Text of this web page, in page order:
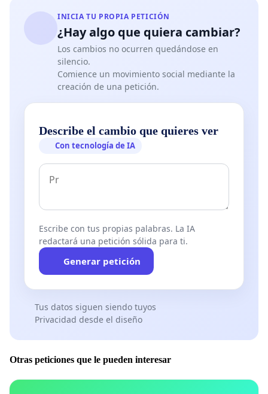
INICIA TU PROPIA PETICIÓN
¿Hay algo que quiera cambiar?
Los cambios no ocurren quedándose en
silencio.
Comience un movimiento social mediante la
creación de una petición.
Describe el cambio que quieres ver
Con tecnología de IA
Escribe con tus propias palabras. La IA
redactará una petición sólida para ti.
Generar petición
Tus datos siguen siendo tuyos
Privacidad desde el diseño
Otras peticiones que le pueden interesar